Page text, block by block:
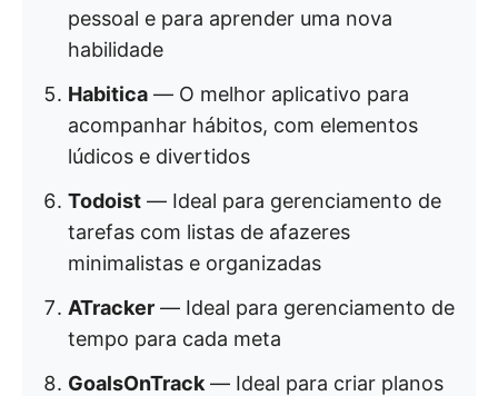
pessoal e para aprender uma nova
habilidade
Habitica — O melhor aplicativo para
acompanhar hábitos, com elementos
lúdicos e divertidos
Todoist — Ideal para gerenciamento de
tarefas com listas de afazeres
minimalistas e organizadas
ATracker — Ideal para gerenciamento de
tempo para cada meta
GoalsOnTrack — Ideal para criar planos